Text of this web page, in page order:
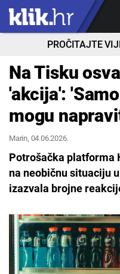
PROČITAJTE
Na Tisku
'akcija':
mogu
Marin, 04.06.2026.
Potrošačka platforma
na neobičnu situaciju
izazvala brojne